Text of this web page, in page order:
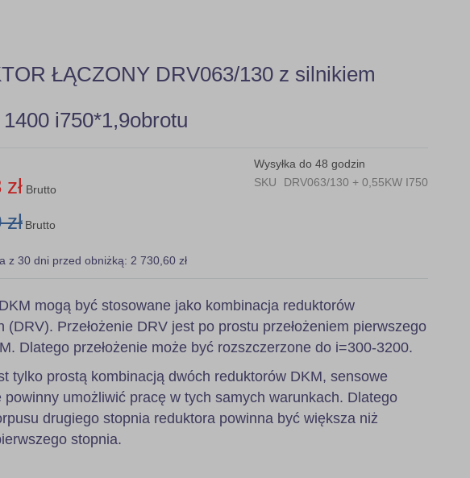
ŁĄCZONY DRV063/130 z silnikiem
i750*1,9obrotu
Wysyłka do 48 godzin
SKU
DRV063/130 + 0,55KW I750
Brutto
Brutto
z 30 dni przed obniżką: 2 730,60 zł
mogą być stosowane jako kombinacja reduktorów
(DRV). Przełożenie DRV jest po prostu przełożeniem pierwszego
Dlatego przełożenie może być rozszczerzone do i=300-3200.
tylko prostą kombinacją dwóch reduktorów DKM, sensowe
powinny umożliwić pracę w tych samych warunkach. Dlatego
drugiego stopnia reduktora powinna być większa niż
stopnia.